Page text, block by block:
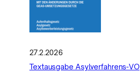
27.2.2026
Textausgabe Asylverfahrens-VO